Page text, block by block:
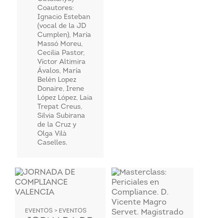
Coautores:
Ignacio Esteban
(vocal de la JD
Cumplen), María
Massó Moreu,
Cecilia Pastor,
Víctor Altimira
Ávalos, María
Belén Lopez
Donaire, Irene
López López, Laia
Trepat Creus,
Silvia Subirana
de la Cruz y
Olga Vilà
Caselles.
EVENTOS > EVENTOS